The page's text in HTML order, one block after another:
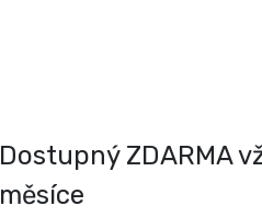
Dostupný ZDARMA
měsíce